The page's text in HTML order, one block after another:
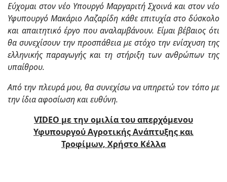
Εύχομαι στον νέο Υπουργό Μαργαριτή Σχοινά και στον νέο
Υφυπουργό Μακάριο Λαζαρίδη κάθε επιτυχία στο δύσκολο
και απαιτητικό έργο που αναλαμβάνουν. Είμαι βέβαιος ότι
θα συνεχίσουν την προσπάθεια με στόχο την ενίσχυση της
ελληνικής παραγωγής και τη στήριξη των ανθρώπων της
υπαίθρου.
Από την πλευρά μου, θα συνεχίσω να υπηρετώ τον τόπο με
την ίδια αφοσίωση και ευθύνη.
VIDEO με την ομιλία του απερχόμενου
Υφυπουργού Αγροτικής Ανάπτυξης και
Τροφίμων, Χρήστο Κέλλα